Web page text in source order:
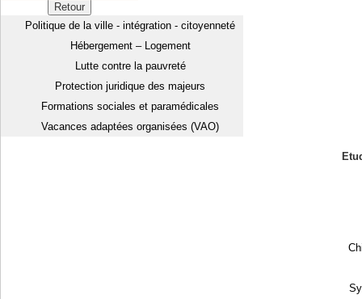
Retour
Politique de la ville - intégration - citoyenneté
Hébergement – Logement
Lutte contre la pauvreté
Protection juridique des majeurs
Formations sociales et paramédicales
Vacances adaptées organisées (VAO)